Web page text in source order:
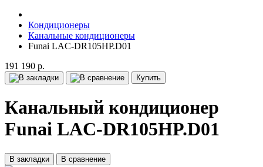
Кондиционеры
Канальные кондиционеры
Funai LAC-DR105HP.D01
191 190 р.
Купить
Канальный кондиционер
Funai LAC-DR105HP.D01
В закладки В сравнение